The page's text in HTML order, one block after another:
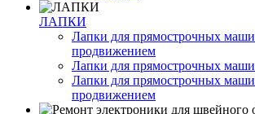
ЛАПКИ
Лапки для прямострочных
продвижением
Лапки для прямострочных
Лапки для прямострочных
продвижением